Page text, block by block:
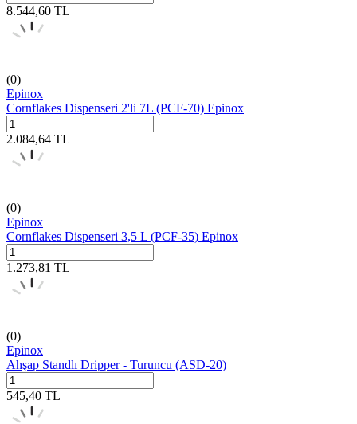
8.544,60 TL
(0)
Epinox
Cornflakes Dispenseri 2'li 7L (PCF-70) Epinox
2.084,64 TL
(0)
Epinox
Cornflakes Dispenseri 3,5 L (PCF-35) Epinox
1.273,81 TL
(0)
Epinox
Ahşap Standlı Dripper - Turuncu (ASD-20)
545,40 TL